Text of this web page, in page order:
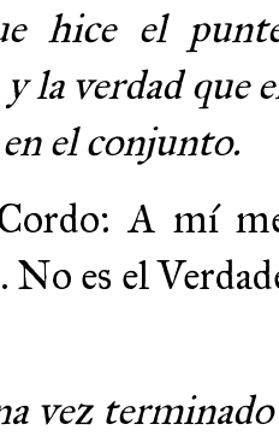
hice el
la verdad que
el conjunto.
A mí
No es el
vez